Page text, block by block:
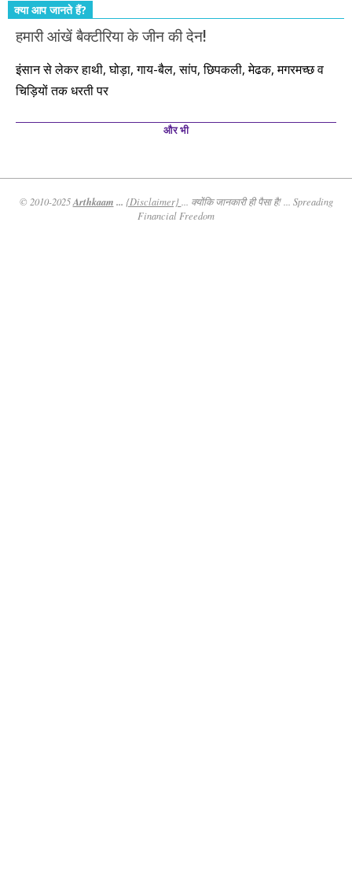
क्या आप जानते हैं?
हमारी आंखें बैक्टीरिया के जीन की देन!
इंसान से लेकर हाथी, घोड़ा, गाय-बैल, सांप, छिपकली, मेढक, मगरमच्छ व
चिड़ियों तक धरती पर
और भी
© 2010-2025Arthkaam ... {Disclaimer}
... क्योंकि जानकारी ही पैसा है! ... Spreading
Financial Freedom